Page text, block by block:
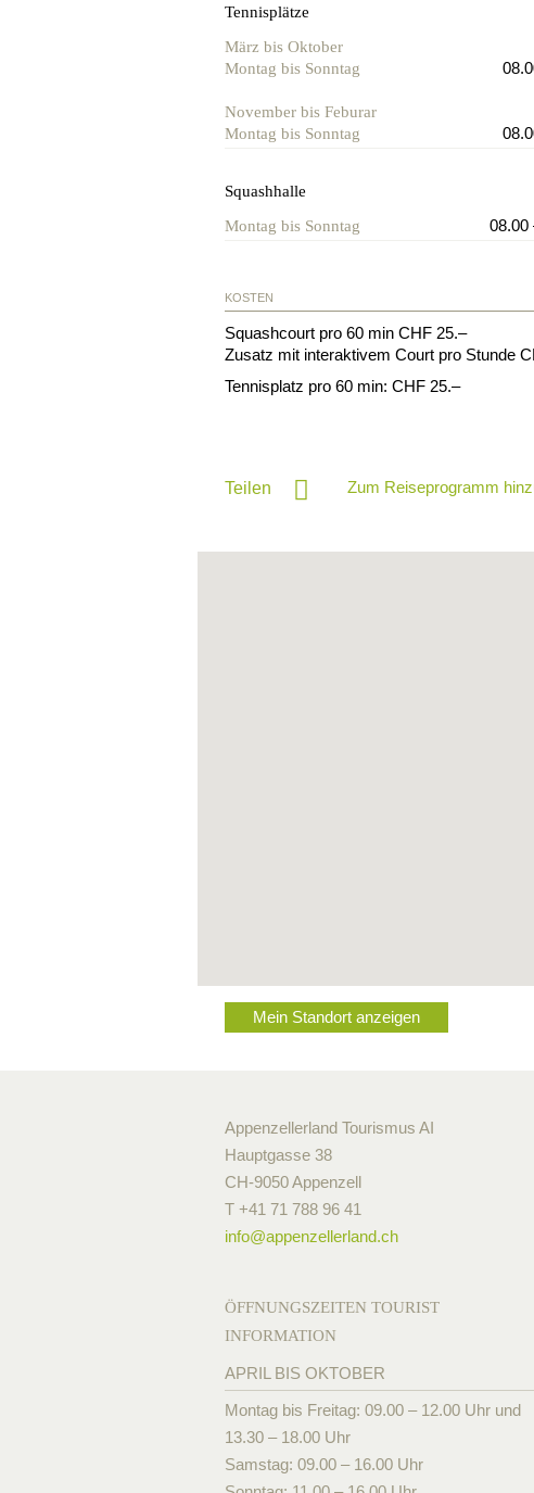
Tennisplätze
März bis Oktober
Montag bis Sonntag
November bis Feburar
Montag bis Sonntag
Squashhalle
Montag bis Sonntag
08.00
KOSTEN
Squashcourt pro 60 min CHF 25.–
Zusatz mit interaktivem Court pro Stunde
Tennisplatz pro 60 min: CHF 25.–
Teilen Zum Reiseprogramm
Mein Standort anzeigen
Appenzellerland Tourismus AI
Hauptgasse 38
CH-9050 Appenzell
T +41 71 788 96 41
info@appenzellerland.ch
ÖFFNUNGSZEITEN TOURIST
INFORMATION
APRIL BIS OKTOBER
Montag bis Freitag: 09.00 – 12.00 Uhr und
13.30 – 18.00 Uhr
Samstag: 09.00 – 16.00 Uhr